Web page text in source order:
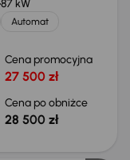
87 kW
Automat
Cena promocyjna
27 500 zł
Cena po obniżce
28 500 zł